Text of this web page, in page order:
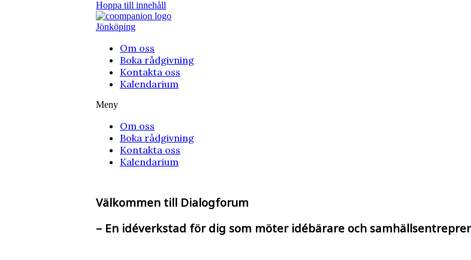
Hoppa till innehåll
Jönköping
Om oss
Boka rådgivning
Kontakta oss
Kalendarium
Meny
Om oss
Boka rådgivning
Kontakta oss
Kalendarium
Välkommen till Dialogforum
– En idéverkstad för dig som möter idébärare och